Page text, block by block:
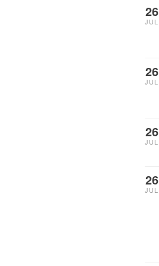
26
JUL
26
JUL
26
JUL
26
JUL